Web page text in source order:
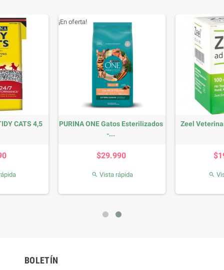
CATS 4,5
PURINA ONE Gatos Esterilizados
-...
$29.990
¡En oferta!
 Vista rápida
Zeel

BOLETÍN